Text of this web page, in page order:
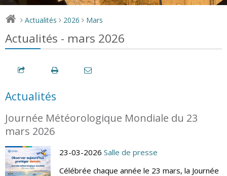
> Actualités > 2026 > Mars
Actualités - mars 2026
Actualités
Journée Météorologique Mondiale du 23
mars 2026
23-03-2026 Salle de presse
Célébrée chaque année le 23 mars, la Journée